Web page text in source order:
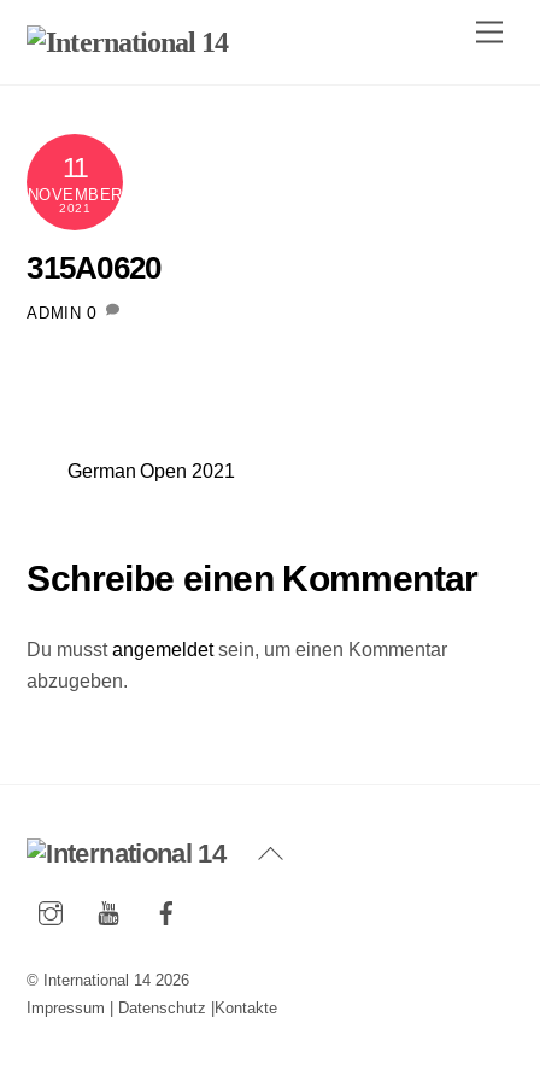
11
NOVEMBER
2021
315A0620
ADMIN 0
German Open 2021
Schreibe einen Kommentar
Du musstangemeldetsein, um einen Kommentar
abzugeben.
Back
InstagramYouTube
© International 14 2026
Impressum
Datenschutz Kontakte